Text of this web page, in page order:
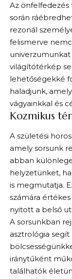
Az önfelfedezés
során
rezonál
felismerve
világítótérkép
lehetőségekké
haladjunk,
vágyainkkal és
Kozmikus
A születési
amely sorsunk
abban
helyzetünket,
is megmutatja.
számára
nyitott a belső
A sorsunkban
asztrológia
iránytűként
találhatók